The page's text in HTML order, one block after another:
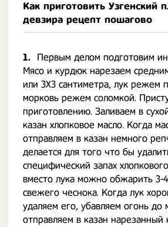
Как приготовить Узгенский
девзира рецепт пошагово
1.
Первым делом подготовим
Мясо и курдюк нарезаем
или 3Х3 сантиметра, лук режем
морковь режем соломкой.
приготовлению. Заливаем в
казан хлопковое масло. Когда
отправляем в казан немного
делается для того что бы
специфический запах
вместо лука можно обжарить 3-
свежего чеснока. Когда лук
удаляем его, убавляем огонь до
отправляем в казан нарезанный